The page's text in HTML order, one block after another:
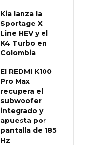
Kia lanza la
Sportage X-
Line HEV y el
K4 Turbo en
Colombia
El REDMI K100
Pro Max
recupera el
subwoofer
integrado y
apuesta por
pantalla de 185
Hz